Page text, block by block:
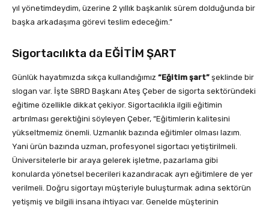
yıl yönetimdeydim, üzerine 2 yıllık başkanlık sürem dolduğunda bir
başka arkadaşıma görevi teslim edeceğim.”
Sigortacılıkta da EĞİTİM ŞART
Günlük hayatımızda sıkça kullandığımız “Eğitim şart” şeklinde bir
slogan var. İşte SBRD Başkanı Ateş Çeber de sigorta sektöründeki
eğitime özellikle dikkat çekiyor. Sigortacılıkla ilgili eğitimin
artırılması gerektiğini söyleyen Çeber, “Eğitimlerin kalitesini
yükseltmemiz önemli. Uzmanlık bazında eğitimler olması lazım.
Yani ürün bazında uzman, profesyonel sigortacı yetiştirilmeli.
Üniversitelerle bir araya gelerek işletme, pazarlama gibi
konularda yönetsel becerileri kazandıracak ayrı eğitimlere de yer
verilmeli. Doğru sigortayı müşteriyle buluşturmak adına sektörün
yetişmiş ve bilgili insana ihtiyacı var. Genelde müşterinin